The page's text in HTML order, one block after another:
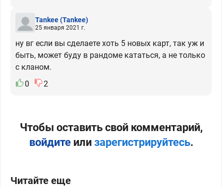
Tankee(Tankee)
25 января 2021 г.
ну вг если вы сделаете хоть 5 новых карт, так уж и
быть, может буду в рандоме кататься, а не только
с кланом.
0
2
Чтобы оставить свой комментарий,
войдитеили зарегистрируйтесь.
Читайте еще